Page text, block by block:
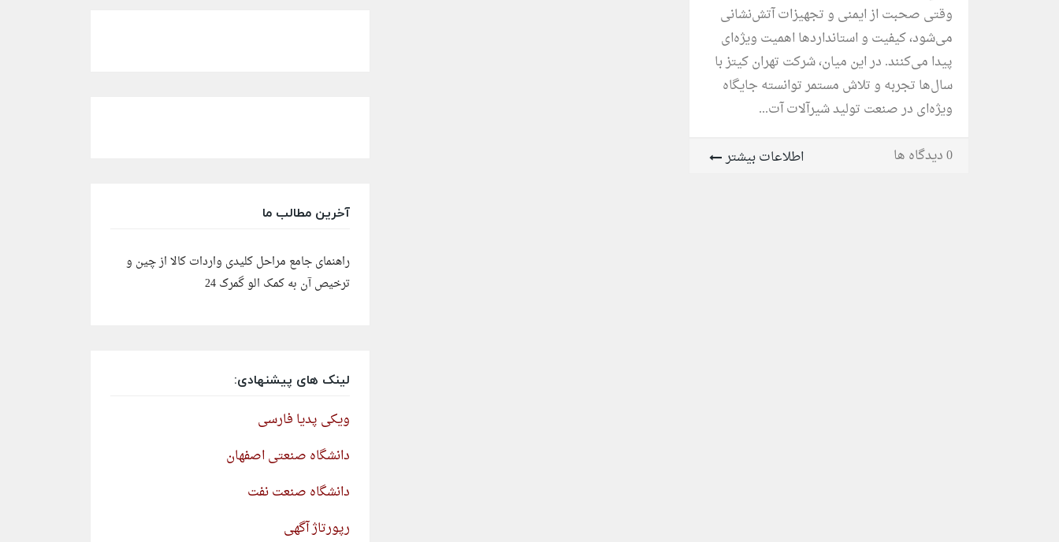
وقتی صحبت از ایمنی و تجهیزات آتش‌نشانی
می‌شود، کیفیت و استانداردها اهمیت ویژه‌ای
پیدا می‌کنند. در این میان، شرکت تهران کیتز با
سال‌ها تجربه و تلاش مستمر توانسته جایگاه
ویژه‌ای در صنعت تولید شیرآلات آت...
0 دیدگاه ها
اطلاعات بیشتر
آخرین مطالب ما
راهنمای جامع مراحل کلیدی واردات کالا از چین و
ترخیص آن به کمک الو گمرک 24
لینک های پیشنهادی:
ویکی پدیا فارسی
دانشگاه صنعتی اصفهان
دانشگاه صنعت نفت
رپورتاژ آگهی